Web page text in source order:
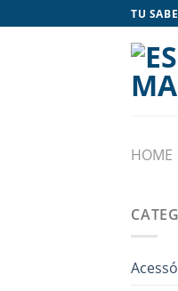
to
TU
HOME